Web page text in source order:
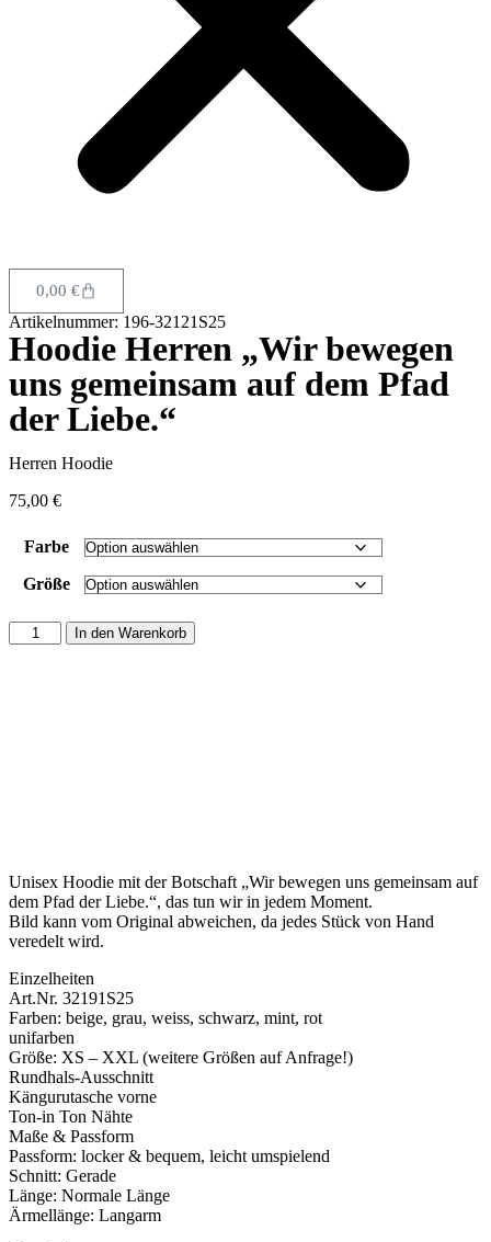
0,00 €
Artikelnummer: 196-32121S25
Hoodie Herren „Wir bewegen
uns gemeinsam auf dem Pfad
der Liebe.“
Herren Hoodie
75,00 €
Farbe
Größe
In den Warenkorb
Unisex Hoodie mit der Botschaft „Wir bewegen uns gemeinsam auf
dem Pfad der Liebe.“, das tun wir in jedem Moment.
Bild kann vom Original abweichen, da jedes Stück von Hand
veredelt wird.
Einzelheiten
Art.Nr. 32191S25
Farben: beige, grau, weiss, schwarz, mint, rot
unifarben
Größe: XS – XXL (weitere Größen auf Anfrage!)
Rundhals-Ausschnitt
Kängurutasche vorne
Ton-in Ton Nähte
Maße & Passform
Passform: locker & bequem, leicht umspielend
Schnitt: Gerade
Länge: Normale Länge
Ärmellänge: Langarm